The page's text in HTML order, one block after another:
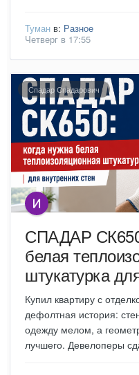
Туман в: Разное
Четверг в 17:55
Спадар Спадарович
СПАДАР
белая
штукатурка
Купил квартиру с
дефолтная история:
одежду мелом, а
лучшего. Девелоперы